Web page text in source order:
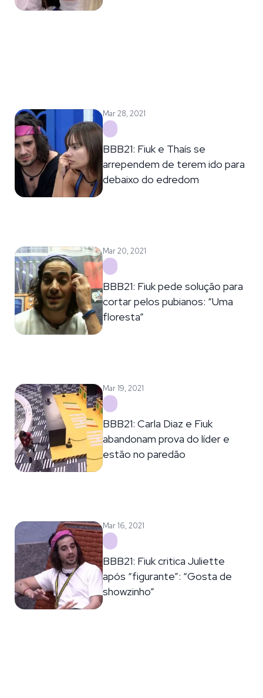
Mar 28, 2021
BBB21: Fiuk e Thaís se
arrependem de terem ido para
debaixo do edredom
Mar 20, 2021
BBB21: Fiuk pede solução para
cortar pelos pubianos: “Uma
floresta”
Mar 19, 2021
BBB21: Carla Diaz e Fiuk
abandonam prova do líder e
estão no paredão
Mar 16, 2021
BBB21: Fiuk critica Juliette
após “figurante”: “Gosta de
showzinho”